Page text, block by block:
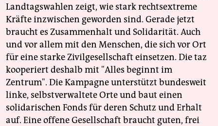
Landtagswahlen zeigt, wie stark rechtsextreme
Kräfte inzwischen geworden sind. Gerade jetzt
braucht es Zusammenhalt und Solidarität. Auch
und vor allem mit den Menschen, die sich vor Ort
für eine starke Zivilgesellschaft einsetzen. Die taz
kooperiert deshalb mit "Alles beginnt im
Zentrum". Die Kampagne unterstützt bundesweit
linke, selbstverwaltete Orte und baut einen
solidarischen Fonds für deren Schutz und Erhalt
auf. Eine offene Gesellschaft braucht guten, frei